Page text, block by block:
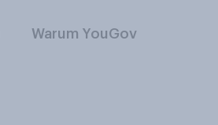
Warum YouGov